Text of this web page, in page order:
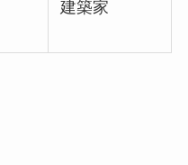
建築家